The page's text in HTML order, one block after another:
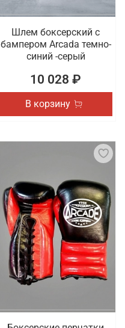
Шлем боксерский с
бампером Arcada темно-
синий -серый
10 028 ₽
В корзину